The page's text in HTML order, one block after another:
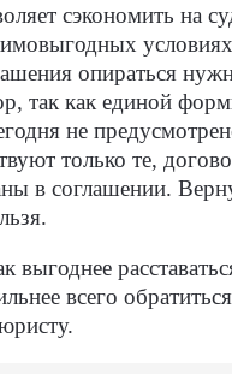
сэкономить на
опираться
так как единой
не
только те,
в соглашении.
выгоднее
всего